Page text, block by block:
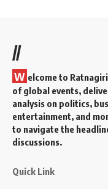
//
W elcome to
of global events,
analysis on politics,
entertainment, and
to navigate the
discussions.
Quick Link